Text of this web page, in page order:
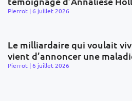
Pierrot 6 juillet 2026
Le milliardaire qui voulait
vient d’annoncer une
Pierrot 6 juillet 2026